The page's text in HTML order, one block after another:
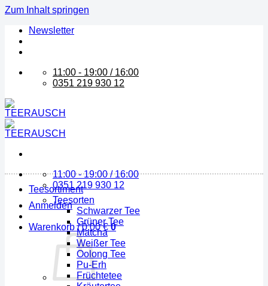
Zum Inhalt springen
Newsletter
11:00 - 19:00 / 16:00
0351 219 930 12
11:00 - 19:00 / 16:00
0351 219 930 12
Anmelden
Warenkorb /0,00€ 0
Teesortiment
Teesorten
Schwarzer Tee
Grüner Tee
Matcha
Weißer Tee
Oolong Tee
Pu-Erh
Früchtetee